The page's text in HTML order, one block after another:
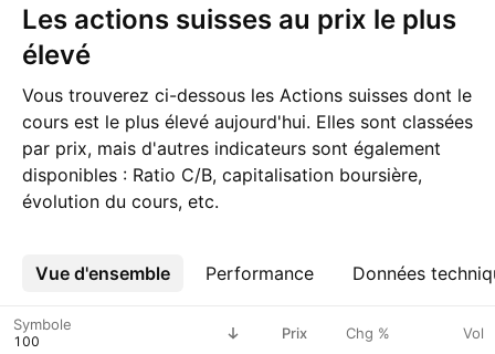
Les actions suisses au prix le plus
élevé
Vous trouverez ci-dessous les Actions suisses dont le
cours est le plus élevé aujourd'hui. Elles sont classées
par prix, mais d'autres indicateurs sont également
disponibles : Ratio C/B, capitalisation boursière,
évolution du cours, etc.
Vue d'ensemble Performance Données
Plus
Symbole Prix Chg % Vol